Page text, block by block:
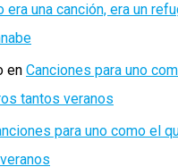
era una canción, era un
en Canciones para uno
tantos veranos
para uno como el